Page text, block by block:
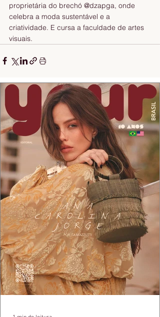
proprietária do brechó @dzapga, onde
celebra a moda sustentável e a
criatividade. E cursa a faculdade de artes
visuais.